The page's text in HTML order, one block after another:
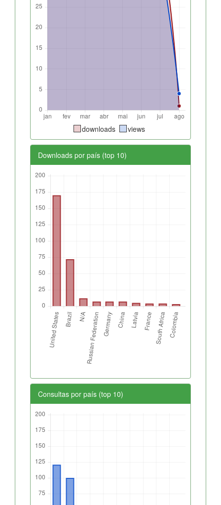
downloads views
Downloads por país (top 10)
Consultas por país (top 10)